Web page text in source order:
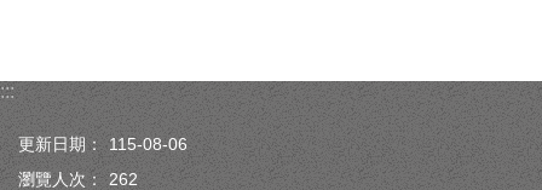
:::
更新日期：
115-08-06
瀏覽人次：
262